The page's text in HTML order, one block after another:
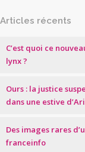
Articles récents
C’est quoi ce
lynx ?
Ours : la justice
dans une estive
Des images rares
franceinfo